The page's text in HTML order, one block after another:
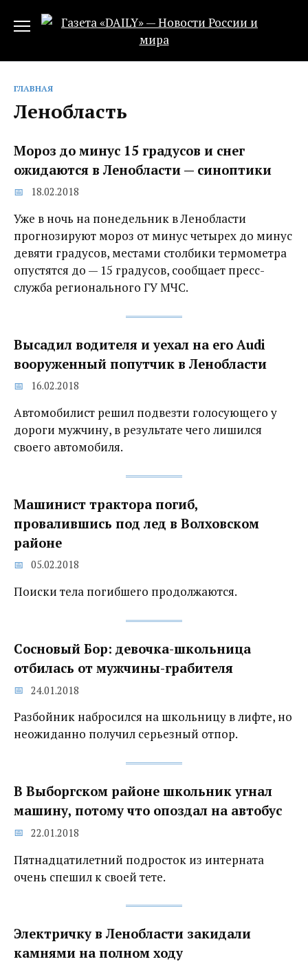
ГЛАВНАЯ
Ленобласть
Мороз до минус 15 градусов и снег
ожидаются в Ленобласти — синоптики
18.02.2018
Уже в ночь на понедельник в Ленобласти
прогнозируют мороз от минус четырех до минус
девяти градусов, местами столбики термометра
опустятся до — 15 градусов, сообщает пресс-
служба регионального ГУ МЧС.
Высадил водителя и уехал на его Audi
вооруженный попутчик в Ленобласти
16.02.2018
Автомобилист решил подвезти голосующего у
дороги мужчину, в результате чего лишился
своего автомобиля.
Машинист трактора погиб,
провалившись под лед‍ в Волховском
районе
05.02.2018
Поиски тела погибшего продолжаются.
Сосновый Бор: девочка-школьница
отбилась от мужчины-грабителя
24.01.2018
Разбойник набросился на школьницу в лифте, но
неожиданно получил серьезный отпор.
В Выборгском районе школьник угнал
машину, потому что опоздал на автобус
22.01.2018
Пятнадцатилетний подросток из интерната
очень спешил к своей тете.
Электричку в Ленобласти закидали
камнями на полном ходу